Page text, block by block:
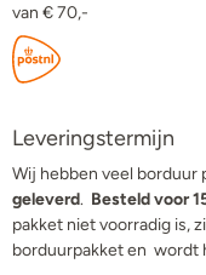
van € 70,-
Leveringstermijn
Wij hebben veel borduur
geleverd. Besteld voor
pakket niet voorradig is,
borduurpakket en wordt